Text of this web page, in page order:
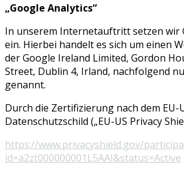
„Google Analytics“
In unserem Internetauftritt setzen wir
ein. Hierbei handelt es sich um einen
der Google Ireland Limited, Gordon
Street, Dublin 4, Irland, nachfolgend
genannt.
Durch die Zertifizierung nach dem EU-
Datenschutzschild („EU-US Privacy
https://www.privacyshield.gov/
id=a2zt000000001L5AAI&status=Active